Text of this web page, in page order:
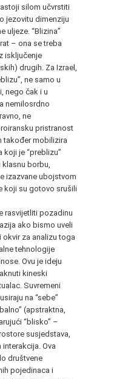
silom učvrstiti
jezovitu dimenziju
uljeze. “Blizina”
– ona se treba
isključenje
drugih. Za Izrael,
ne samo u
nego čak i u
nemilosrdno
ne
pristranost
također mobilizira
koji je “preblizu”
borbu,
izazvane ubojstvom
koji su gotovo srušili
rasvijetliti pozadinu
ako bismo uveli
okvir za analizu toga
tehnologije
Ovu je ideju
kineski
Suvremeni
na “sebe”
(apstraktna,
“blisko” –
susjedstava,
Ova
društvene
pojedinaca i